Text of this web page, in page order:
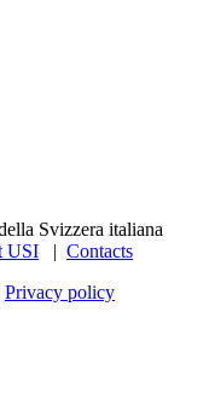
Svizzera italiana
USI | Contacts
Privacy policy